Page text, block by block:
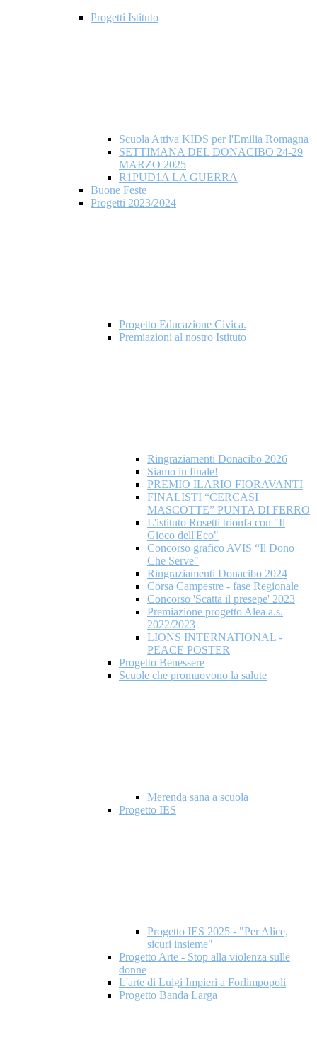
Progetti Istituto
Scuola Attiva KIDS per l'Emilia Romagna
SETTIMANA DEL DONACIBO 24-29
MARZO 2025
R1PUD1A LA GUERRA
Buone Feste
Progetti 2023/2024
Progetto Educazione Civica.
Premiazioni al nostro Istituto
Ringraziamenti Donacibo 2026
Siamo in finale!
PREMIO ILARIO FIORAVANTI
FINALISTI “CERCASI
MASCOTTE” PUNTA DI FERRO
L'istituto Rosetti trionfa con "Il
Gioco dell'Eco"
Concorso grafico AVIS “Il Dono
Che Serve"
Ringraziamenti Donacibo 2024
Corsa Campestre - fase Regionale
Concorso 'Scatta il presepe' 2023
Premiazione progetto Alea a.s.
2022/2023
LIONS INTERNATIONAL -
PEACE POSTER
Progetto Benessere
Scuole che promuovono la salute
Merenda sana a scuola
Progetto IES
Progetto IES 2025 - "Per Alice,
sicuri insieme"
Progetto Arte - Stop alla violenza sulle
donne
L'arte di Luigi Impieri a Forlimpopoli
Progetto Banda Larga